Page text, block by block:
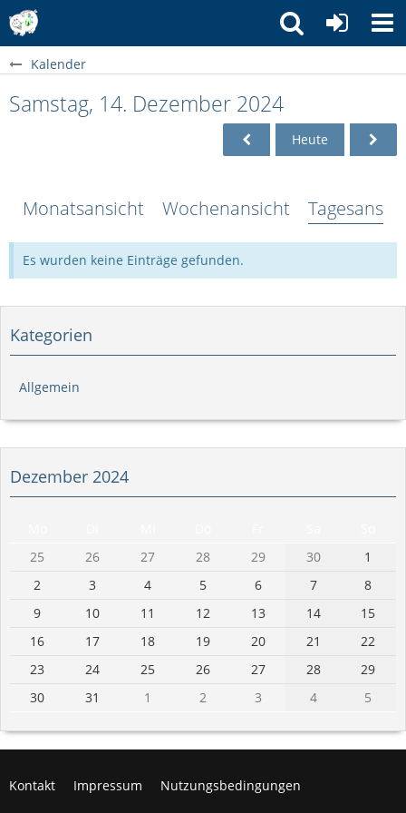
Kalender
Samstag, 14. Dezember 2024
Heute
Monatsansicht Wochenansicht
Es wurden keine Einträge gefunden.
Kategorien
Allgemein
Dezember 2024
25
26 27 28 29 30
1
2
3 4 5 6 7
8
9
10 11 12 13 14
15
16
17 18 19 20 21
22
23
24 25 26 27 28
29
30
31 1 2 3 4 5
Kontakt Impressum Nutzungsbedingungen